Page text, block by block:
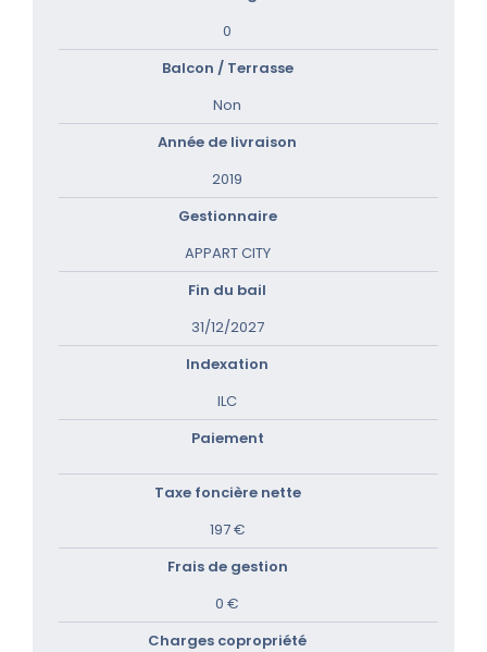
0
Balcon / Terrasse
Non
Année de livraison
2019
Gestionnaire
APPART CITY
Fin du bail
31/12/2027
Indexation
ILC
Paiement
Taxe foncière nette
197 €
Frais de gestion
0 €
Charges copropriété